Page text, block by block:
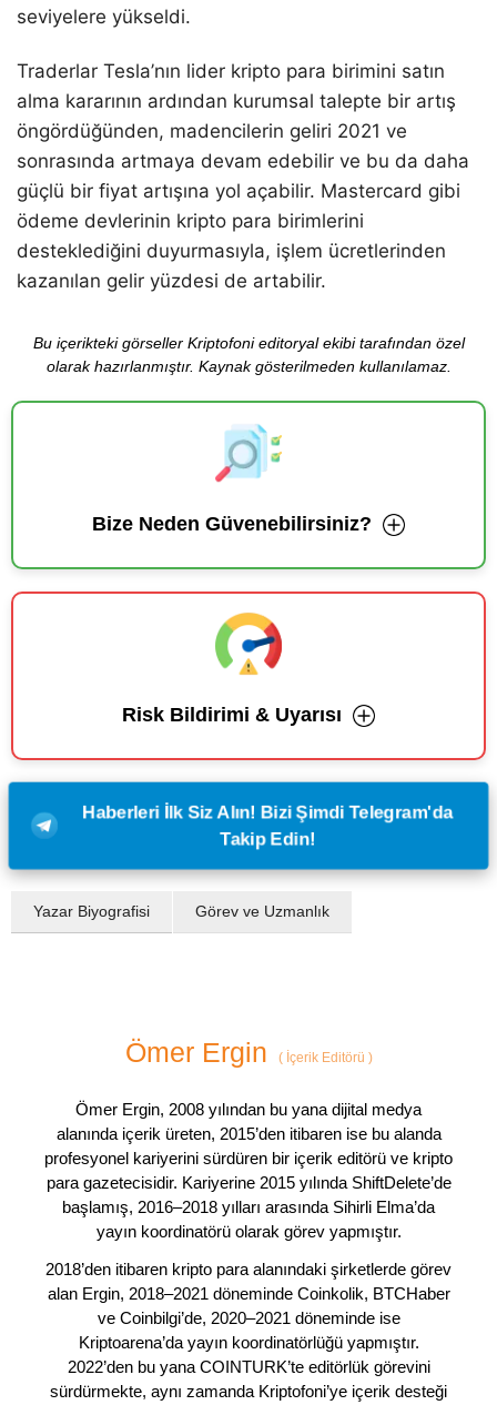
seviyelere yükseldi.
Traderlar Tesla’nın lider kripto para birimini satın
alma kararının ardından kurumsal talepte bir artış
öngördüğünden, madencilerin geliri 2021 ve
sonrasında artmaya devam edebilir ve bu da daha
güçlü bir fiyat artışına yol açabilir. Mastercard gibi
ödeme devlerinin kripto para birimlerini
desteklediğini duyurmasıyla, işlem ücretlerinden
kazanılan gelir yüzdesi de artabilir.
Bu içerikteki görseller Kriptofoni editoryal ekibi tarafından özel
olarak hazırlanmıştır. Kaynak gösterilmeden kullanılamaz.
Bize Neden Güvenebilirsiniz?
Risk Bildirimi & Uyarısı
Haberleri İlk Siz Alın! Bizi Şimdi Telegram'da
Takip Edin!
Yazar Biyografisi Görev ve Uzmanlık
Ömer Ergin (İçerik Editörü )
Ömer Ergin, 2008 yılından bu yana dijital medya
alanında içerik üreten, 2015’den itibaren ise bu alanda
profesyonel kariyerini sürdüren bir içerik editörü ve kripto
para gazetecisidir. Kariyerine 2015 yılında ShiftDelete’de
başlamış, 2016–2018 yılları arasında Sihirli Elma’da
yayın koordinatörü olarak görev yapmıştır.
2018’den itibaren kripto para alanındaki şirketlerde görev
alan Ergin, 2018–2021 döneminde Coinkolik, BTCHaber
ve Coinbilgi’de, 2020–2021 döneminde ise
Kriptoarena’da yayın koordinatörlüğü yapmıştır.
2022’den bu yana COINTURK’te editörlük görevini
sürdürmekte, aynı zamanda Kriptofoni’ye içerik desteği